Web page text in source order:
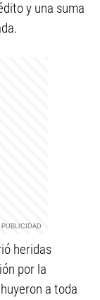
y una suma
heridas
por la
a toda